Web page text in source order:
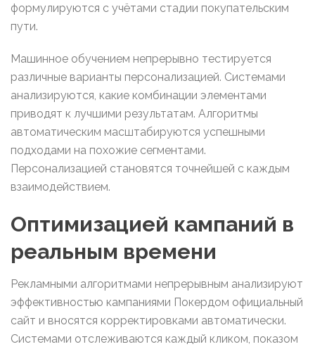
формулируются с учётами стадии покупательским
пути.
Машинное обучением непрерывно тестируется
различные варианты персонализацией. Системами
анализируются, какие комбинации элементами
приводят к лучшими результатам. Алгоритмы
автоматическим масштабируются успешными
подходами на похожие сегментами.
Персонализацией становятся точнейшей с каждым
взаимодействием.
Оптимизацией кампаний в
реальным времени
Рекламными алгоритмами непрерывным анализируют
эффективностью кампаниями Покердом официальный
сайт и вносятся корректировками автоматически.
Системами отслеживаются каждый кликом, показом